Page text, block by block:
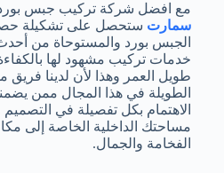
مع افضل شركة تركيب جبس
سمارت ستحصل على تشكيلة
الجبس بورد والمستوحاة من
خدمات تركيب مشهود لها
طويل العمر وهذا لأن لدينا
الطويلة في هذا المجال ممن
الاهتمام بكل تفصيلة في
مساحتك الداخلية الخاصة إلى
الفخامة والجمال.